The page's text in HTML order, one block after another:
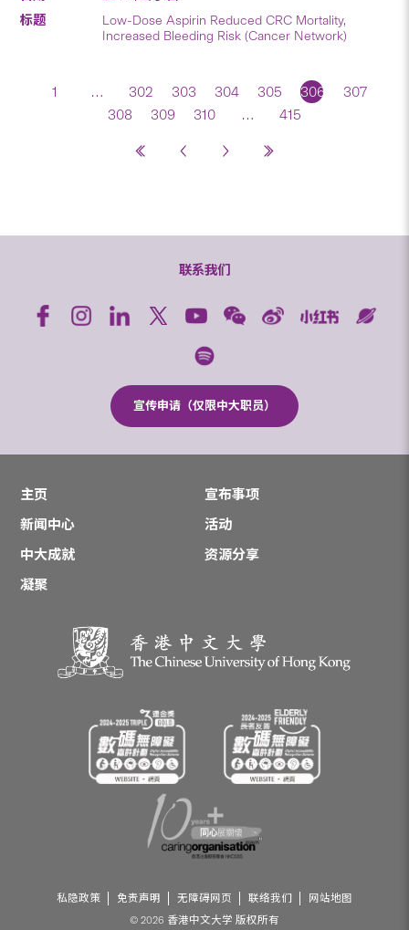
Low-Dose Aspirin Reduced CRC Mortality,
Increased Bleeding Risk (Cancer Network)
1 … 302 303 304 305 306
307
308
309 310 … 415
联系我们
宣传申请（仅限中大职员）
主页
宣布事项
新闻中心
活动
中大成就
资源分享
凝聚
私隐政策 免责声明 无障碍网页 联络我们
网站地图
© 2026 香港中文大学 版权所有